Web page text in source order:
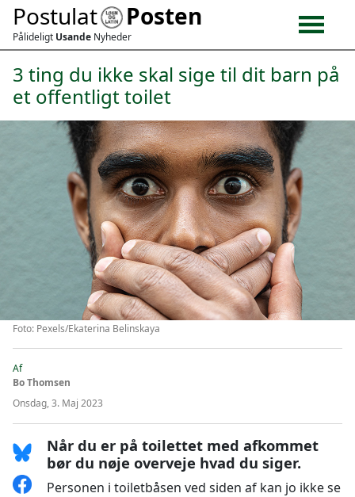
Postulat Posten
Pålideligt Usande Nyheder
3 ting du ikke skal sige til dit barn på
et offentligt toilet
Foto: Pexels/Ekaterina Belinskaya
Af
Bo Thomsen
Onsdag, 3. Maj 2023
Når du er på toilettet med afkommet
bør du nøje overveje hvad du siger.
Personen i toiletbåsen ved siden af kan jo ikke se